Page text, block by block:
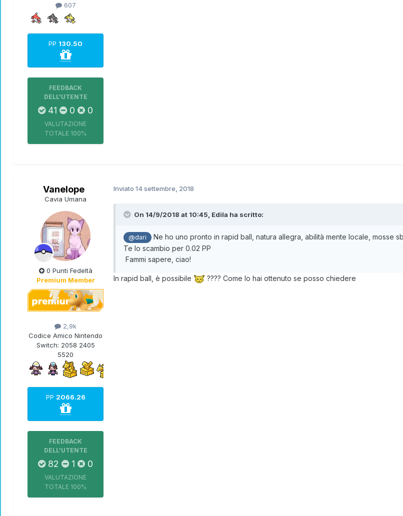
607
PP 130.50
FEEDBACK
DELL'UTENTE
41 0 0
VALUTAZIONE
TOTALE 100%
Vanelope
Cavia Umana
0 Punti Fedeltà
Premium Member
2,9k
Codice Amico Nintendo
Switch: 2058 2405
5520
PP 2066.26
FEEDBACK
DELL'UTENTE
82 1 0
VALUTAZIONE
TOTALE 100%
Inviato 14 settembre, 2018
On 14/9/2018 at 10:45, Edila ha scritto:
@dari
Ne ho uno pronto in rapid ball, natura allegra, abilità mente locale, mosse
Te lo scambio per 0.02 PP
Fammi sapere, ciao!
In rapid ball, è possibile ???? Come lo hai ottenuto se posso chiedere